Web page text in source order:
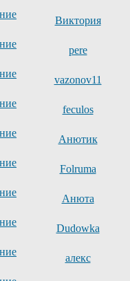
Виктория
pere
vazonov11
feculos
Анютик
Folruma
Анюта
Dudowka
алекс